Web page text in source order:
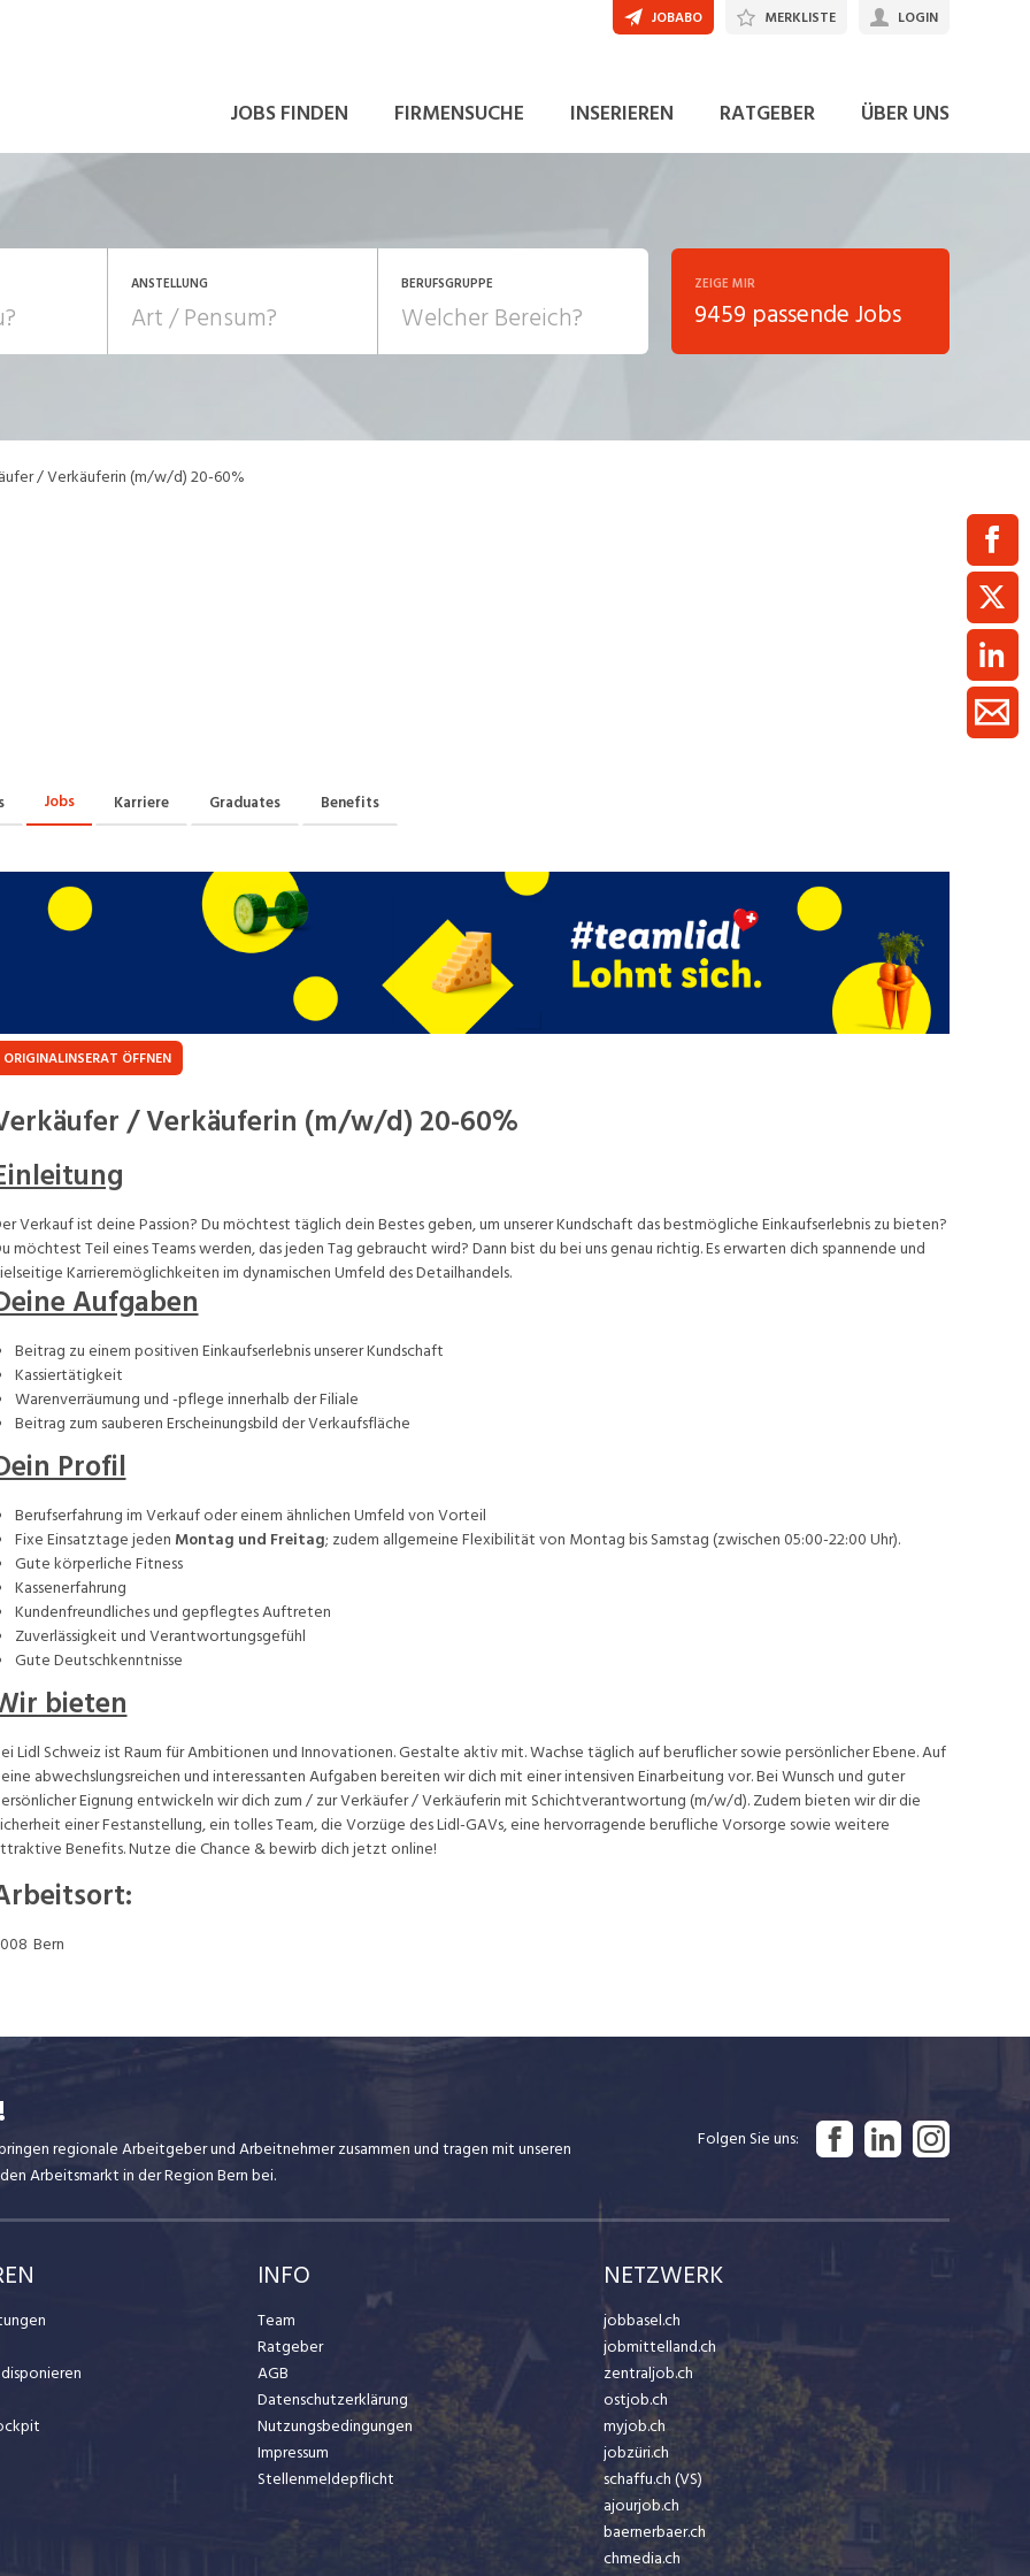
JOBS FINDEN FIRMENSUCHE INSERIEREN RATGEBER ÜBER UNS
JOBABO MERKLISTE LOGIN
ANSTELLUNG
Temporär (befristet)
BERUFSGRUPPE
Human Resources
Handel, Kundenberatung,
ZEIGE MIR
9459 passende Jobs
/ Verkäuferin (m/w/d) 20-60%
JETZT BEWERBEN
Jobs Karriere Graduates Benefits
ORIGINALINSERAT ÖFFNEN
/ Verkäuferin (m/w/d) 20-60%
Verkauf ist deine Passion? Du möchtest täglich dein Bestes geben, um unserer Kundschaft das bestmögliche Einkaufserlebnis zu bieten?
möchtest Teil eines Teams werden, das jeden Tag gebraucht wird? Dann bist du bei uns genau richtig. Es erwarten dich spannende und
Karrieremöglichkeiten im dynamischen Umfeld des Detailhandels.
Aufgaben
Beitrag zu einem positiven Einkaufserlebnis unserer Kundschaft
Kassiertätigkeit
Warenverräumung und -pflege innerhalb der Filiale
Beitrag zum sauberen Erscheinungsbild der Verkaufsfläche
Profil
Berufserfahrung im Verkauf oder einem ähnlichen Umfeld von Vorteil
Fixe Einsatztage jeden Montag und Freitag; zudem allgemeine Flexibilität von Montag bis Samstag (zwischen 05:00-22:00 Uhr).
Gute körperliche Fitness
Kassenerfahrung
Kundenfreundliches und gepflegtes Auftreten
Zuverlässigkeit und Verantwortungsgefühl
Gute Deutschkenntnisse
bieten
Lidl Schweiz ist Raum für Ambitionen und Innovationen. Gestalte aktiv mit. Wachse täglich auf beruflicher sowie persönlicher Ebene. Auf
abwechslungsreichen und interessanten Aufgaben bereiten wir dich mit einer intensiven Einarbeitung vor. Bei Wunsch und guter
Eignung entwickeln wir dich zum / zur Verkäufer / Verkäuferin mit Schichtverantwortung (m/w/d). Zudem bieten wir dir die
einer Festanstellung, ein tolles Team, die Vorzüge des Lidl-GAVs, eine hervorragende berufliche Vorsorge sowie weitere
Benefits. Nutze die Chance & bewirb dich jetzt online!
:
Bern
regionale Arbeitgeber und Arbeitnehmer zusammen und tragen mit unseren
Arbeitsmarkt in der Region Bern bei.
Folgen Sie uns
INFO
Team
Ratgeber
AGB
Datenschutzerklärung
Nutzungsbedingungen
Impressum
Stellenmeldepflicht
NETZWERK
jobbasel.ch
jobmittelland.ch
zentraljob.ch
ostjob.ch
myjob.ch
jobzüri.ch
schaffu.ch (VS)
ajourjob.ch
baernerbaer.ch
chmedia.ch